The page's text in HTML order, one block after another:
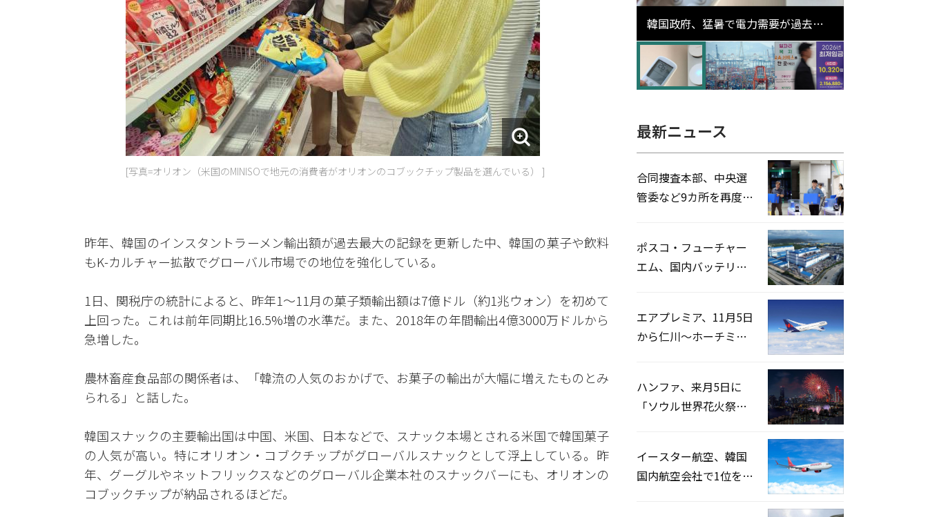
[写真=オリオン（米国のMINISOで地元の消費者がオリオンのコブックチップ製品を選んでいる） ]
昨年、韓国のインスタントラーメン輸出額が過去最大の記録を更新した中、韓国の菓子や飲料
もK-カルチャー拡散でグローバル市場での地位を強化している。
1日、関税庁の統計によると、昨年1～11月の菓子類輸出額は7億ドル（約1兆ウォン）を初めて
上回った。これは前年同期比16.5%増の水準だ。また、2018年の年間輸出4億3000万ドルから
急増した。
農林畜産食品部の関係者は、「韓流の人気のおかげで、お菓子の輸出が大幅に増えたものとみ
られる」と話した。
韓国スナックの主要輸出国は中国、米国、日本などで、スナック本場とされる米国で韓国菓子
の人気が高い。特にオリオン・コブクチップがグローバルスナックとして浮上している。昨
年、グーグルやネットフリックスなどのグローバル企業本社のスナックバーにも、オリオンの
コブックチップが納品されるほどだ。
韓国政府、猛暑で電力需要が過去最
高更新の可能性に需給対応体制を点
検
最新ニュース
合同捜査本部、中央選
管委など9カ所を再度家
ポスコ・フューチャー
エム、国内バッテリー
エアプレミア、11月5日
から仁川〜ホーチミン
ハンファ、来月5日に
「ソウル世界花火祭り
イースター航空、韓国
国内航空会社で1位を記